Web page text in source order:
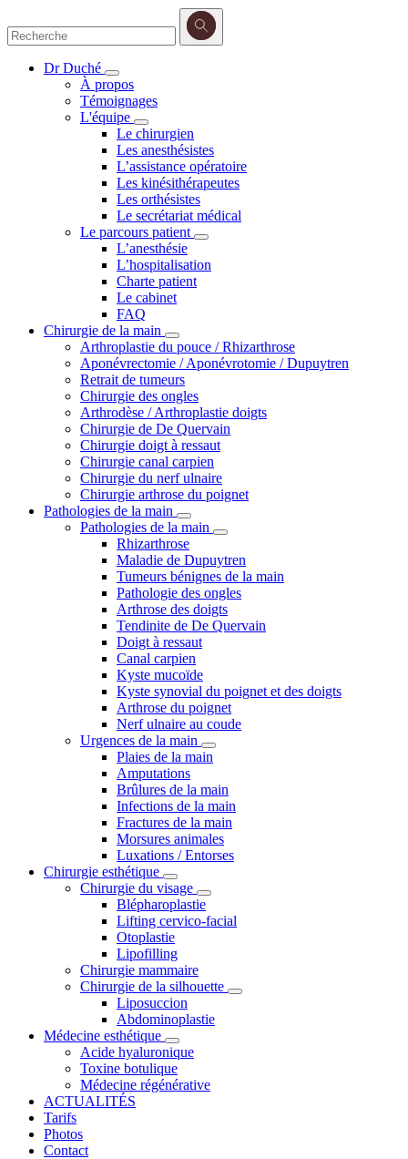
Dr Duché
À propos
Témoignages
L'équipe
Le chirurgien
Les anesthésistes
L’assistance opératoire
Les kinésithérapeutes
Les orthésistes
Le secrétariat médical
Le parcours patient
L’anesthésie
L’hospitalisation
Charte patient
Le cabinet
FAQ
Chirurgie de la main
Arthroplastie du pouce / Rhizarthrose
Aponévrectomie / Aponévrotomie / Dupuytren
Retrait de tumeurs
Chirurgie des ongles
Arthrodèse / Arthroplastie doigts
Chirurgie de De Quervain
Chirurgie doigt à ressaut
Chirurgie canal carpien
Chirurgie du nerf ulnaire
Chirurgie arthrose du poignet
Pathologies de la main
Pathologies de la main
Rhizarthrose
Maladie de Dupuytren
Tumeurs bénignes de la main
Pathologie des ongles
Arthrose des doigts
Tendinite de De Quervain
Doigt à ressaut
Canal carpien
Kyste mucoïde
Kyste synovial du poignet et des doigts
Arthrose du poignet
Nerf ulnaire au coude
Urgences de la main
Plaies de la main
Amputations
Brûlures de la main
Infections de la main
Fractures de la main
Morsures animales
Luxations / Entorses
Chirurgie esthétique
Chirurgie du visage
Blépharoplastie
Lifting cervico-facial
Otoplastie
Lipofilling
Chirurgie mammaire
Chirurgie de la silhouette
Liposuccion
Abdominoplastie
Médecine esthétique
Acide hyaluronique
Toxine botulique
Médecine régénérative
ACTUALITÉS
Tarifs
Photos
Contact